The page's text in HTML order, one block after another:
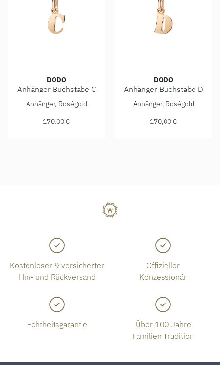
DODO
Anhänger Buchstabe C
DoDo Anhänger Buchstabe C, Ref: DMB2006-LETCL-
Anhänger, Roségold
170,00 €
DODO
Anhänger Buchstabe D
DoDo Anhänger Buchstabe
Anhänger, Roségold
170,00 €
Kostenloser & versicherter
Hin- und Rückversand
Offizieller
Konzessionär
Echtheitsgarantie
Über 100 Jahre
Familien Tradition